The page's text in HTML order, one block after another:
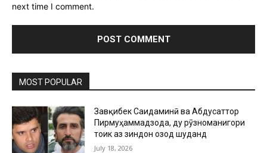
next time I comment.
MOST POPULAR
Завқибек Саидаминӣ ва Абдусаттор
Пирмуҳаммадзода, ду рӯзноманигори
тоҷик аз зиндон озод шуданд
July 18, 2026